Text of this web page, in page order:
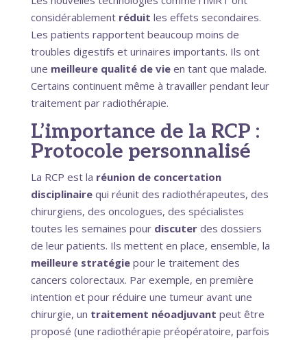
considérablement réduit les effets secondaires.
Les patients rapportent beaucoup moins de
troubles digestifs et urinaires importants. Ils ont
une meilleure qualité de vieen tant que malade.
Certains continuent même à travailler pendant leur
traitement par radiothérapie.
L’importance de la RCP :
Protocole personnalisé
La RCP est la réunion de concertation
disciplinairequi réunit des radiothérapeutes, des
chirurgiens, des oncologues, des spécialistes
toutes les semaines pour discuter des dossiers
de leur patients. Ils mettent en place, ensemble, la
meilleure stratégiepour le traitement des
cancers colorectaux. Par exemple, en première
intention et pour réduire une tumeur avant une
chirurgie, un traitement néoadjuvant peut être
proposé (une radiothérapie préopératoire, parfois